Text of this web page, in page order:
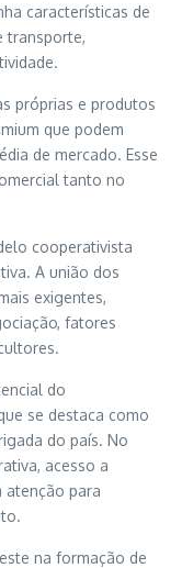
características de
transporte,
próprias e produtos
que podem
de mercado. Esse
tanto no
cooperativista
A união dos
exigentes,
fatores
do
se destaca como
do país. No
acesso a
atenção para
na formação de